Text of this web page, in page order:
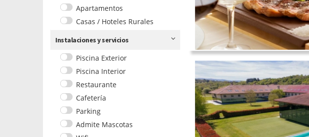
Apartamentos
Casas / Hoteles Rurales
Instalaciones y servicios
Piscina Exterior
Piscina Interior
Restaurante
Cafetería
Parking
Admite Mascotas